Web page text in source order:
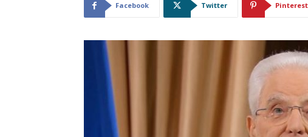
Facebook Twitter Pinterest